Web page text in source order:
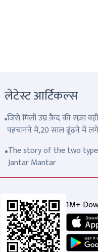
लेटेस्ट आर्टिकल्स
जिसे मिली उम्र क़ैद की सज़ा
पहचानने में,20 साल ढूंढने में लगे
The story of the two
Jantar Mantar
1M+